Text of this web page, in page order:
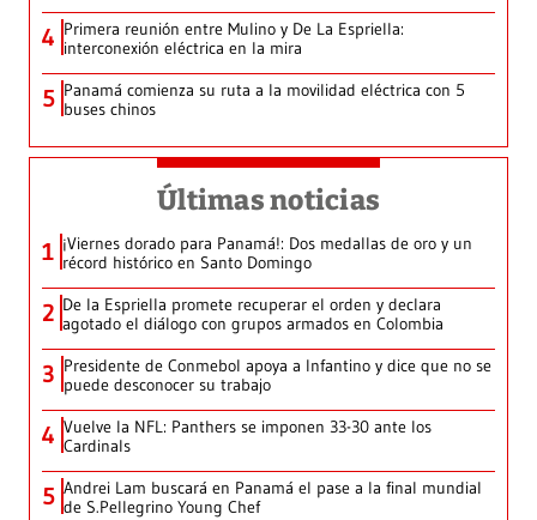
4 Primera reunión entre Mulino y De La Espriella:
interconexión eléctrica en la mira
5 Panamá comienza su ruta a la movilidad eléctrica con 5
buses chinos
Últimas noticias
1 ¡Viernes dorado para Panamá!: Dos medallas de oro y un
récord histórico en Santo Domingo
2 De la Espriella promete recuperar el orden y declara
agotado el diálogo con grupos armados en Colombia
3 Presidente de Conmebol apoya a Infantino y dice que no se
puede desconocer su trabajo
4 Vuelve la NFL: Panthers se imponen 33-30 ante los
Cardinals
5 Andrei Lam buscará en Panamá el pase a la final mundial
de S.Pellegrino Young Chef